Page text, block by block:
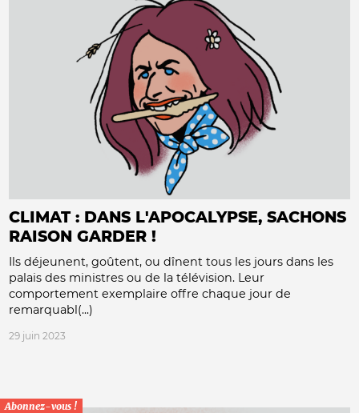
CLIMAT : DANS L'APOCALYPSE, SACHONS
RAISON GARDER !
Ils déjeunent, goûtent, ou dînent tous les jours dans les
palais des ministres ou de la télévision. Leur
comportement exemplaire offre chaque jour de
remarquabl(...)
29 juin 2023
Abonnez-vous !